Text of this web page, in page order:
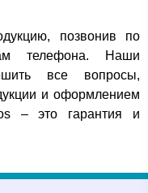
позвонив по
телефона. Наши
все вопросы,
и оформлением
– это гарантия и